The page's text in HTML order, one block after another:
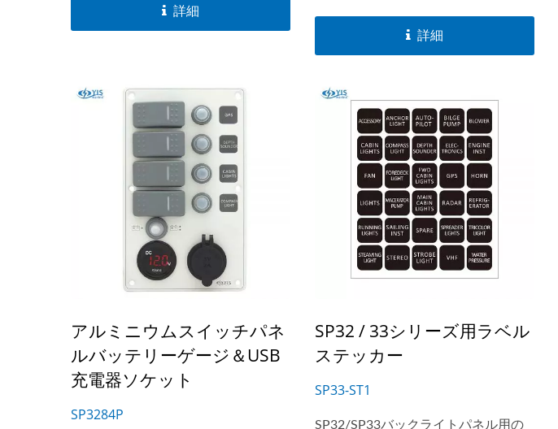
SP32xxシリーズは、ラベル用のバッ
クライトモジュールを備えた市場唯
詳細
SP32xxシリーズは、ラベル用のバッ
クライトモジュールを備えた市場唯
詳細
アルミニウムスイッチパネ
ルバッテリーゲージ＆USB
充電器ソケット
SP3284P
SP32 / 33シリーズ用ラベル
ステッカー
SP33-ST1
SP32/SP33バックライトパネル用の